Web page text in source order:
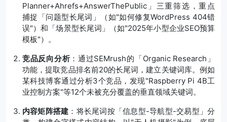
Planner+Ahrefs+AnswerThePublic」三重筛选，重点
捕捉「问题型长尾词」（如"如何修复WordPress 404错
误"）和「场景型长尾词」（如"2025年小型企业SEO预算
模板"）。
竞品反向分析：通过SEMrush的「Organic Research」
功能，提取竞品排名前20的长尾词，建立关键词库。例如
某科技博客通过分析3个竞品，发现"Raspberry Pi 4B工
业控制方案"等12个未被充分覆盖的垂直领域关键词。
内容矩阵搭建 ：将长尾词按「信息型-导航型-交易型」分